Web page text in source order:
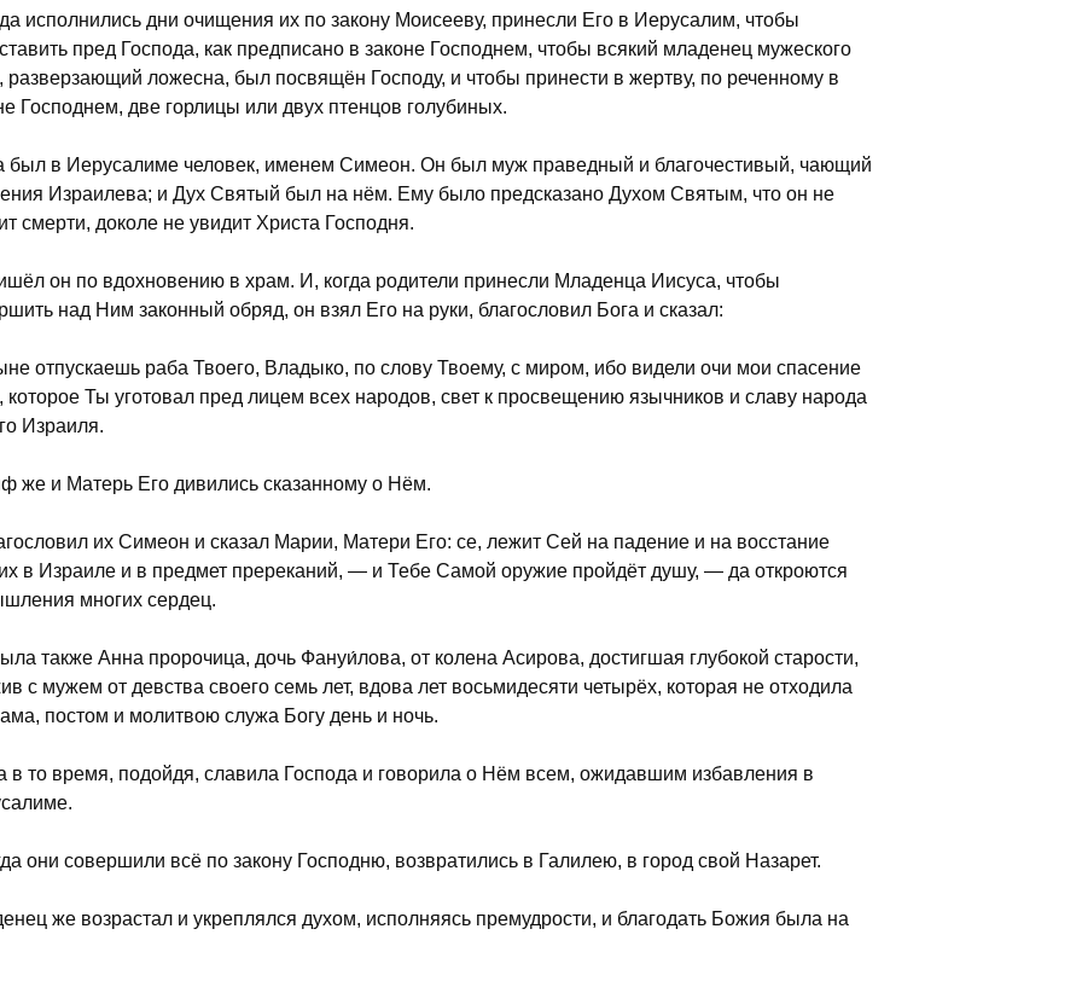
исполнились дни очищения их по закону Моисееву, принесли Его в Иерусалим, чтобы
пред Господа, как предписано в законе Господнем, чтобы всякий младенец мужеского
разверзающий ложесна, был посвящён Господу, и чтобы принести в жертву, по реченному в
Господнем, две горлицы или двух птенцов голубиных.
был в Иерусалиме человек, именем Симеон. Он был муж праведный и благочестивый, чающий
Израилева; и Дух Святый был на нём. Ему было предсказано Духом Святым, что он не
смерти, доколе не увидит Христа Господня.
он по вдохновению в храм. И, когда родители принесли Младенца Иисуса, чтобы
над Ним законный обряд, он взял Его на руки, благословил Бога и сказал:
отпускаешь раба Твоего, Владыко, по слову Твоему, с миром, ибо видели очи мои спасение
которое Ты уготовал пред лицем всех народов, свет к просвещению язычников и славу народа
Израиля.
же и Матерь Его дивились сказанному о Нём.
их Симеон и сказал Марии, Матери Его: се, лежит Сей на падение и на восстание
в Израиле и в предмет пререканий, — и Тебе Самой оружие пройдёт душу, — да откроются
многих сердец.
также Анна пророчица, дочь Фануи́лова, от колена Асирова, достигшая глубокой старости,
с мужем от девства своего семь лет, вдова лет восьмидесяти четырёх, которая не отходила
постом и молитвою служа Богу день и ночь.
в то время, подойдя, славила Господа и говорила о Нём всем, ожидавшим избавления в
они совершили всё по закону Господню, возвратились в Галилею, в город свой Назарет.
же возрастал и укреплялся духом, исполняясь премудрости, и благодать Божия была на